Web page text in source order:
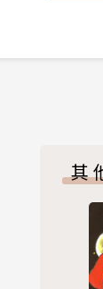
其